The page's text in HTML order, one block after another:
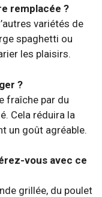
remplacée ?
variétés de
spaghetti ou
les plaisirs.
?
fraîche par du
Cela réduira la
un goût agréable.
vous avec ce
grillée, du poulet